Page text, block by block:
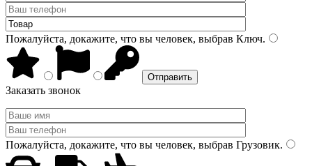
Пожалуйста, докажите, что вы человек, выбрав Ключ.
Заказать звонок
Пожалуйста, докажите, что вы человек, выбрав Грузовик.